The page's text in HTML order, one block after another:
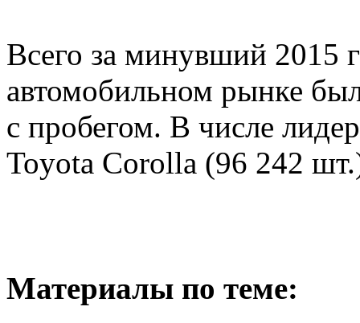
Всего за минувший 2015
автомобильном рынке
с пробегом. В числе
Toyota Corolla (96 242
Материалы по теме: